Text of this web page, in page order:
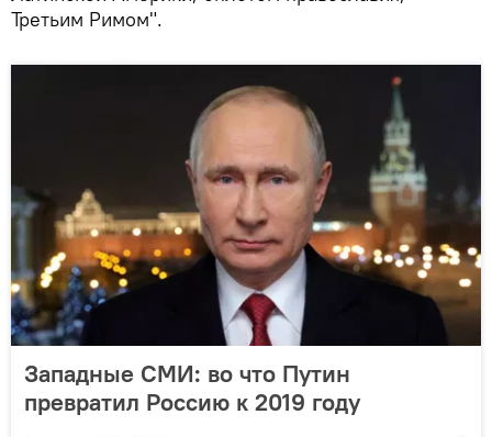
Третьим Римом".
Западные СМИ: во что Путин
превратил Россию к 2019 году